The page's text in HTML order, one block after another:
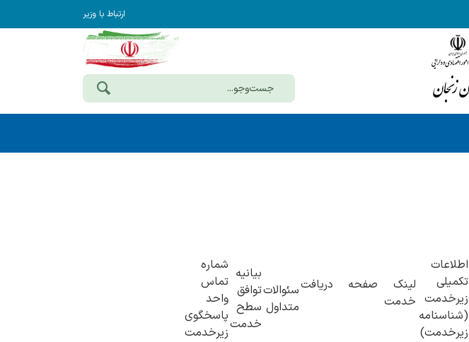
ارتباط با وزیر
اطلاعات
تکمیلی
زیرخدمت
(شناسنامه
زیرخدمت)
لینک صفحه دریافت
خدمت
سئوالات
متداول
بیانیه
توافق
سطح
خدمت
شماره
تماس
واحد
پاسخگوی
زیرخدمت